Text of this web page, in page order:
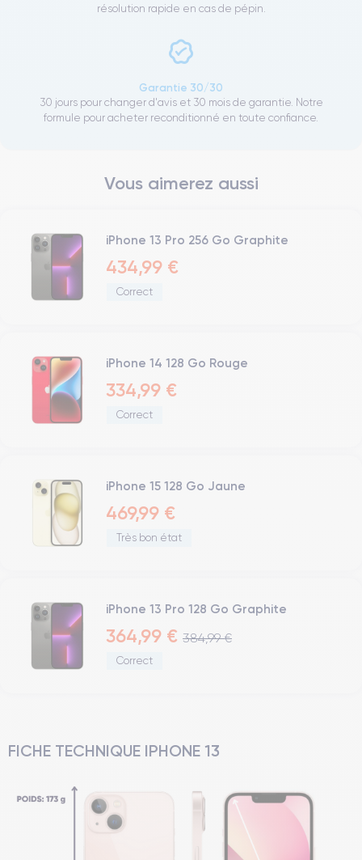
résolution rapide en cas de pépin.
Garantie 30/30
30 jours pour changer d'avis et 30 mois de garantie. Notre
formule pour acheter reconditionné en toute confiance.
Vous aimerez aussi
iPhone 13 Pro 256 Go Graphite
434,99 €
Correct
iPhone 14 128 Go Rouge
334,99 €
Correct
iPhone 15 128 Go Jaune
469,99 €
Très bon état
iPhone 13 Pro 128 Go Graphite
364,99 € 384,99 €
Correct
FICHE TECHNIQUE IPHONE 13